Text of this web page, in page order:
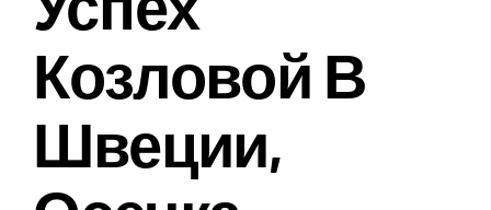
Козловой В
Швеции,